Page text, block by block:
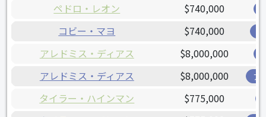
ペドロ・レオン
$740,000
コビー・マヨ $740,000
アレドミス・ディアス $8,000,000
アレドミス・ディアス $8,000,000 ア
タイラー・ハインマン $775,000